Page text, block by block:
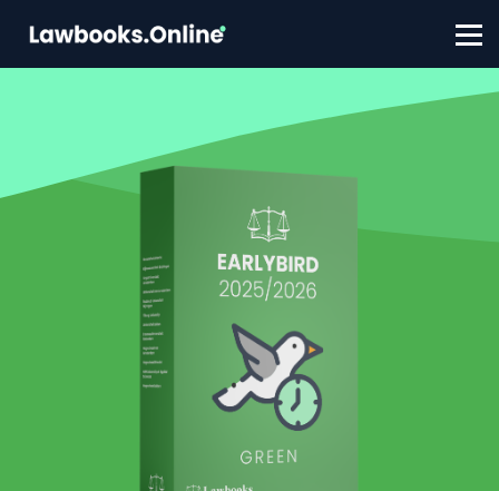
FAQ
Contact
Inloggen